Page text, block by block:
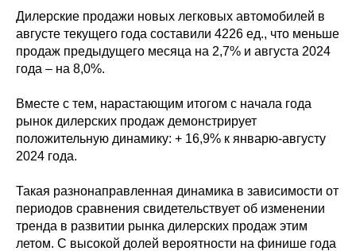
Дилерские продажи новых легковых автомобилей в
августе текущего года составили 4226 ед., что меньше
продаж предыдущего месяца на 2,7% и августа 2024
года – на 8,0%.
Вместе с тем, нарастающим итогом с начала года
рынок дилерских продаж демонстрирует
положительную динамику: + 16,9% к январю-августу
2024 года.
Такая разнонаправленная динамика в зависимости от
периодов сравнения свидетельствует об изменении
тренда в развитии рынка дилерских продаж этим
летом. С высокой долей вероятности на финише года